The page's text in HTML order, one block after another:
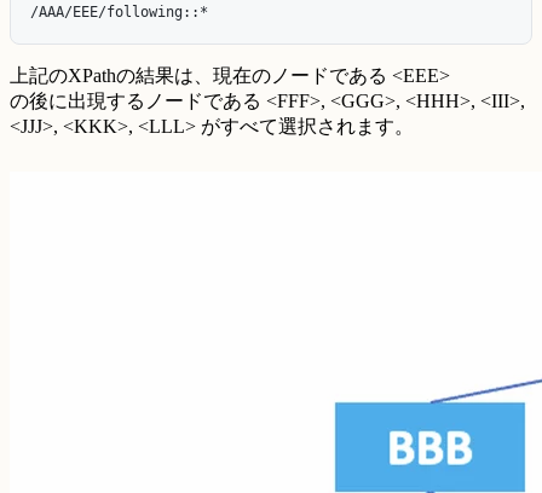
上記のXPathの結果は、現在のノードである <EEE>
の後に出現するノードである <FFF>, <GGG>, <HHH>, <III>,
<JJJ>, <KKK>, <LLL> がすべて選択されます。